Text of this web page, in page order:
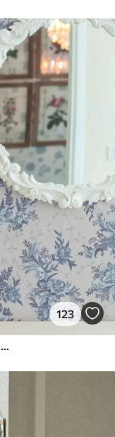
123
Ніжні квіти та листя в блакитному та синьому кольорах на світлому фоні